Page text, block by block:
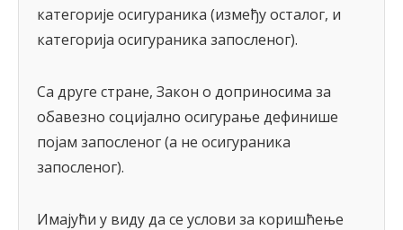
категорије осигураника (између осталог, и
категорија осигураника запосленог).
Са друге стране, Закон о доприносима за
обавезно социјално осигурање дефинише
појам запосленог (а не осигураника
запосленог).
Имајући у виду да се услови за коришћење